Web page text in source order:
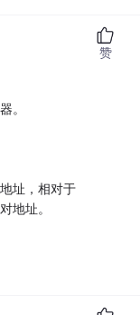
。
址，相对于
地址。
赞